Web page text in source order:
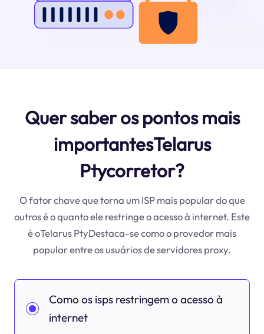
Quer saber os pontos mais
importantesTelarus
Ptycorretor?
O fator chave que torna um ISP mais popular do que
outros é o quanto ele restringe o acesso à internet. Este
é oTelarus PtyDestaca-se como o provedor mais
popular entre os usuários de servidores proxy.
Como os isps restringem o acesso à
internet